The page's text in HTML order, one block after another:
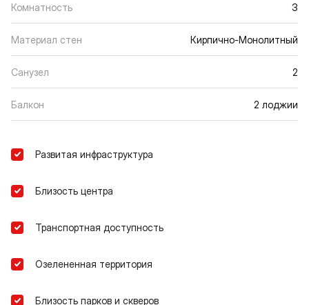
Комнатность 3
Материал стен Кирпично-Монолитный
Санузел 2
Балкон 2 лоджии
Развитая инфраструктура
Близость центра
Транспортная доступность
Озелененная территория
Близость парков и скверов